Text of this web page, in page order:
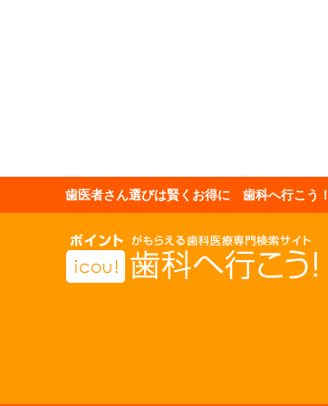
歯医者さん選びは賢くお得に 歯科へ行こう！